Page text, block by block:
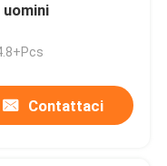
Contattaci